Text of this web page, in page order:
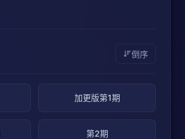
倒序
加更版第1期
第2期